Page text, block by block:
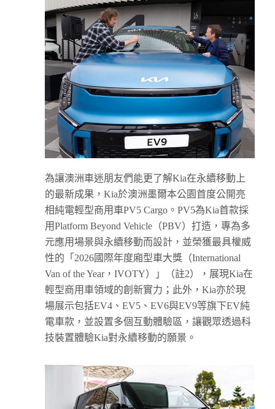
為讓澳洲車迷朋友們能更了解Kia在永續移動上
的最新成果，Kia於澳洲墨爾本公園首度公開亮
相純電輕型商用車PV5 Cargo。PV5為Kia首款採
用Platform Beyond Vehicle（PBV）打造，專為多
元應用場景與永續移動而設計，並榮獲最具權威
性的「2026國際年度廂型車大獎（International
Van of the Year，IVOTY）」（註2），展現Kia在
輕型商用車領域的創新實力；此外，Kia亦於現
場展示包括EV4、EV5、EV6與EV9等旗下EV純
電車款，並設置多個互動體驗區，讓觀眾透過科
技裝置體驗Kia對永續移動的願景。